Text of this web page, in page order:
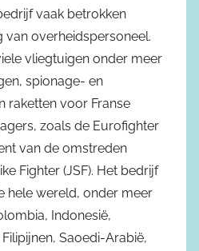
vaak betrokken
overheidspersoneel.
vliegtuigen onder meer
spionage- en
raketten voor Franse
zoals de Eurofighter
van de omstreden
Fighter (JSF). Het bedrijf
hele wereld, onder meer
Indonesië,
Saoedi-Arabië,